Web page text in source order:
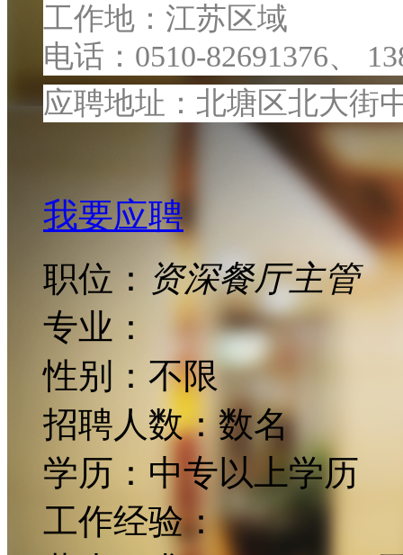
工作地：江苏区域
电话： 0510-82691376、
应聘地址：北塘区北大街
我要应聘
职位： 资深餐厅主管
专业：
性别： 不限
招聘人数： 数名
学历： 中专以上学历
工作经验：